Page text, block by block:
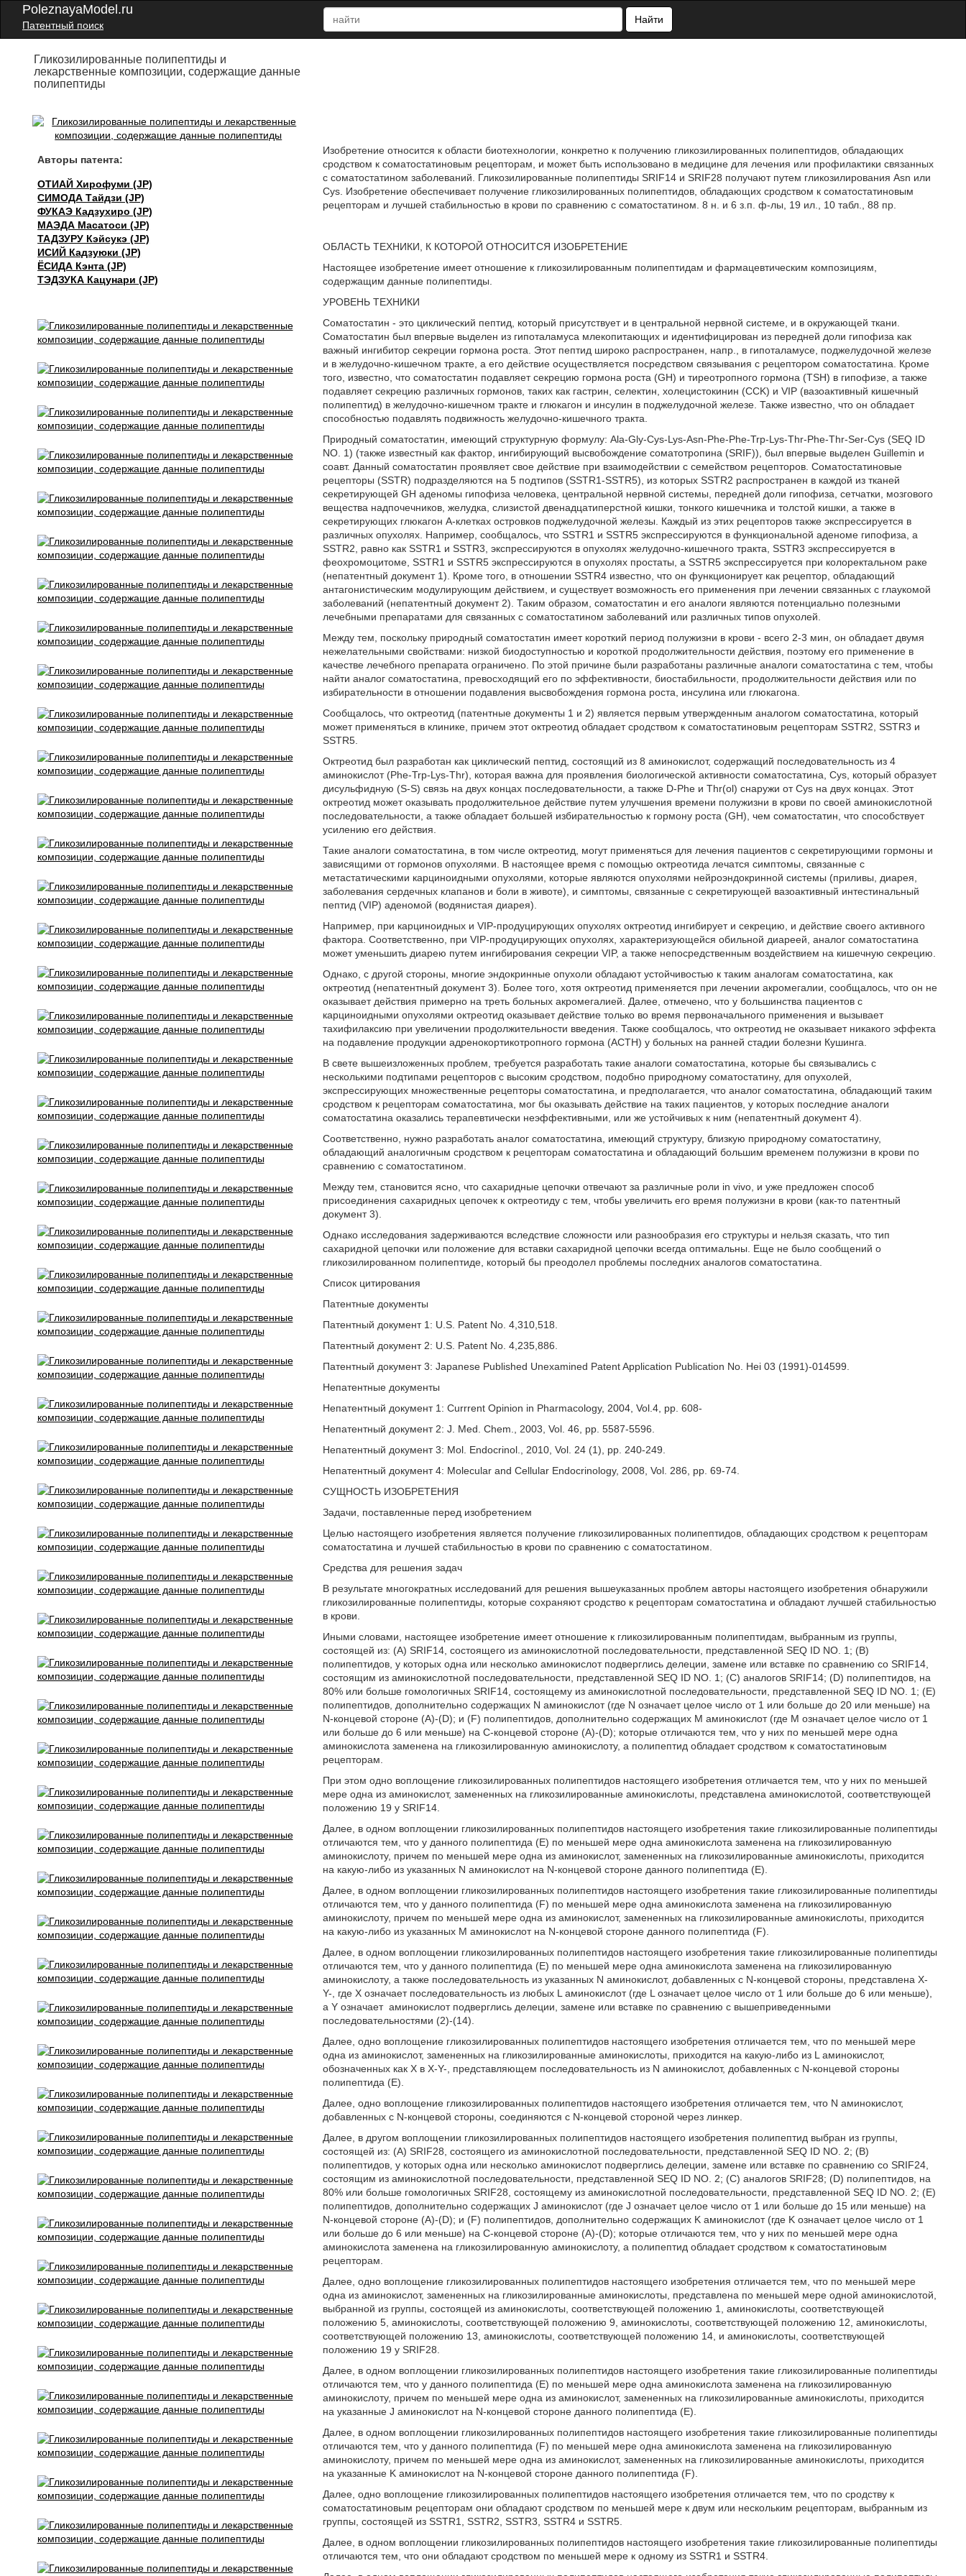
PoleznayaModel.ru
Патентный поиск
Найти
Гликозилированные полипептиды и
лекарственные композиции, содержащие данные
полипептиды
Авторы патента:
ОТИАЙ Хирофуми (JP)
СИМОДА Тайдзи (JP)
ФУКАЭ Кадзухиро (JP)
МАЭДА Масатоси (JP)
ТАДЗУРУ Кэйсукэ (JP)
ИСИЙ Кадзуюки (JP)
ЁСИДА Кэнта (JP)
ТЭДЗУКА Кацунари (JP)
Изобретение относится к области биотехнологии, конкретно к получению гликозилированных полипептидов, обладающих
сродством к соматостатиновым рецепторам, и может быть использовано в медицине для лечения или профилактики связанных
с соматостатином заболеваний. Гликозилированные полипептиды SRIF14 и SRIF28 получают путем гликозилирования Asn или
Cys. Изобретение обеспечивает получение гликозилированных полипептидов, обладающих сродством к соматостатиновым
рецепторам и лучшей стабильностью в крови по сравнению с соматостатином. 8 н. и 6 з.п. ф-лы, 19 ил., 10 табл., 88 пр.
ОБЛАСТЬ ТЕХНИКИ, К КОТОРОЙ ОТНОСИТСЯ ИЗОБРЕТЕНИЕ
Настоящее изобретение имеет отношение к гликозилированным полипептидам и фармацевтическим композициям,
содержащим данные полипептиды.
УРОВЕНЬ ТЕХНИКИ
Соматостатин - это циклический пептид, который присутствует и в центральной нервной системе, и в окружающей ткани.
Соматостатин был впервые выделен из гипоталамуса млекопитающих и идентифицирован из передней доли гипофиза как
важный ингибитор секреции гормона роста. Этот пептид широко распространен, напр., в гипоталамусе, поджелудочной железе
и в желудочно-кишечном тракте, а его действие осуществляется посредством связывания с рецептором соматостатина. Кроме
того, известно, что соматостатин подавляет секрецию гормона роста (GH) и тиреотропного гормона (TSH) в гипофизе, а также
подавляет секрецию различных гормонов, таких как гастрин, селектин, холецистокинин (CCK) и VIP (вазоактивный кишечный
полипептид) в желудочно-кишечном тракте и глюкагон и инсулин в поджелудочной железе. Также известно, что он обладает
способностью подавлять подвижность желудочно-кишечного тракта.
Природный соматостатин, имеющий структурную формулу: Ala-Gly-Cys-Lys-Asn-Phe-Phe-Trp-Lys-Thr-Phe-Thr-Ser-Cys (SEQ ID
NO. 1) (также известный как фактор, ингибирующий высвобождение соматотропина (SRIF)), был впервые выделен Guillemin и
соавт. Данный соматостатин проявляет свое действие при взаимодействии с семейством рецепторов. Соматостатиновые
рецепторы (SSTR) подразделяются на 5 подтипов (SSTR1-SSTR5), из которых SSTR2 распространен в каждой из тканей
секретирующей GH аденомы гипофиза человека, центральной нервной системы, передней доли гипофиза, сетчатки, мозгового
вещества надпочечников, желудка, слизистой двенадцатиперстной кишки, тонкого кишечника и толстой кишки, а также в
секретирующих глюкагон А-клетках островков поджелудочной железы. Каждый из этих рецепторов также экспрессируется в
различных опухолях. Например, сообщалось, что SSTR1 и SSTR5 экспрессируются в функциональной аденоме гипофиза, а
SSTR2, равно как SSTR1 и SSTR3, экспрессируются в опухолях желудочно-кишечного тракта, SSTR3 экспрессируется в
феохромоцитоме, SSTR1 и SSTR5 экспрессируются в опухолях простаты, а SSTR5 экспрессируется при колоректальном раке
(непатентный документ 1). Кроме того, в отношении SSTR4 известно, что он функционирует как рецептор, обладающий
антагонистическим модулирующим действием, и существует возможность его применения при лечении связанных с глаукомой
заболеваний (непатентный документ 2). Таким образом, соматостатин и его аналоги являются потенциально полезными
лечебными препаратами для связанных с соматостатином заболеваний или различных типов опухолей.
Между тем, поскольку природный соматостатин имеет короткий период полужизни в крови - всего 2-3 мин, он обладает двумя
нежелательными свойствами: низкой биодоступностью и короткой продолжительности действия, поэтому его применение в
качестве лечебного препарата ограничено. По этой причине были разработаны различные аналоги соматостатина с тем, чтобы
найти аналог соматостатина, превосходящий его по эффективности, биостабильности, продолжительности действия или по
избирательности в отношении подавления высвобождения гормона роста, инсулина или глюкагона.
Сообщалось, что октреотид (патентные документы 1 и 2) является первым утвержденным аналогом соматостатина, который
может применяться в клинике, причем этот октреотид обладает сродством к соматостатиновым рецепторам SSTR2, SSTR3 и
SSTR5.
Октреотид был разработан как циклический пептид, состоящий из 8 аминокислот, содержащий последовательность из 4
аминокислот (Phe-Trp-Lys-Thr), которая важна для проявления биологической активности соматостатина, Cys, который образует
дисульфидную (S-S) связь на двух концах последовательности, а также D-Phe и Thr(ol) снаружи от Cys на двух концах. Этот
октреотид может оказывать продолжительное действие путем улучшения времени полужизни в крови по своей аминокислотной
последовательности, а также обладает большей избирательностью к гормону роста (GH), чем соматостатин, что способствует
усилению его действия.
Такие аналоги соматостатина, в том числе октреотид, могут применяться для лечения пациентов с секретирующими гормоны и
зависящими от гормонов опухолями. В настоящее время с помощью октреотида лечатся симптомы, связанные с
метастатическими карциноидными опухолями, которые являются опухолями нейроэндокринной системы (приливы, диарея,
заболевания сердечных клапанов и боли в животе), и симптомы, связанные с секретирующей вазоактивный интестинальный
пептид (VIP) аденомой (водянистая диарея).
Например, при карциноидных и VIP-продуцирующих опухолях октреотид ингибирует и секрецию, и действие своего активного
фактора. Соответственно, при VIP-продуцирующих опухолях, характеризующейся обильной диареей, аналог соматостатина
может уменьшить диарею путем ингибирования секреции VIP, а также непосредственным воздействием на кишечную секрецию.
Однако, с другой стороны, многие эндокринные опухоли обладают устойчивостью к таким аналогам соматостатина, как
октреотид (непатентный документ 3). Более того, хотя октреотид применяется при лечении акромегалии, сообщалось, что он не
оказывает действия примерно на треть больных акромегалией. Далее, отмечено, что у большинства пациентов с
карциноидными опухолями октреотид оказывает действие только во время первоначального применения и вызывает
тахифилаксию при увеличении продолжительности введения. Также сообщалось, что октреотид не оказывает никакого эффекта
на подавление продукции адренокортикотропного гормона (АСТН) у больных на ранней стадии болезни Кушинга.
В свете вышеизложенных проблем, требуется разработать такие аналоги соматостатина, которые бы связывались с
несколькими подтипами рецепторов с высоким сродством, подобно природному соматостатину, для опухолей,
экспрессирующих множественные рецепторы соматостатина, и предполагается, что аналог соматостатина, обладающий таким
сродством к рецепторам соматостатина, мог бы оказывать действие на таких пациентов, у которых последние аналоги
соматостатина оказались терапевтически неэффективными, или же устойчивых к ним (непатентный документ 4).
Соответственно, нужно разработать аналог соматостатина, имеющий структуру, близкую природному соматостатину,
обладающий аналогичным сродством к рецепторам соматостатина и обладающий большим временем полужизни в крови по
сравнению с соматостатином.
Между тем, становится ясно, что сахаридные цепочки отвечают за различные роли in vivo, и уже предложен способ
присоединения сахаридных цепочек к октреотиду с тем, чтобы увеличить его время полужизни в крови (как-то патентный
документ 3).
Однако исследования задерживаются вследствие сложности или разнообразия его структуры и нельзя сказать, что тип
сахаридной цепочки или положение для вставки сахаридной цепочки всегда оптимальны. Еще не было сообщений о
гликозилированном полипептиде, который бы преодолел проблемы последних аналогов соматостатина.
Список цитирования
Патентные документы
Патентный документ 1: U.S. Patent No. 4,310,518.
Патентный документ 2: U.S. Patent No. 4,235,886.
Патентный документ 3: Japanese Published Unexamined Patent Application Publication No. Hei 03 (1991)-014599.
Непатентные документы
Непатентный документ 1: Currrent Opinion in Pharmacology, 2004, Vol.4, pp. 608-
Непатентный документ 2: J. Med. Chem., 2003, Vol. 46, pp. 5587-5596.
Непатентный документ 3: Mol. Endocrinol., 2010, Vol. 24 (1), pp. 240-249.
Непатентный документ 4: Molecular and Cellular Endocrinology, 2008, Vol. 286, pp. 69-74.
СУЩНОСТЬ ИЗОБРЕТЕНИЯ
Задачи, поставленные перед изобретением
Целью настоящего изобретения является получение гликозилированных полипептидов, обладающих сродством к рецепторам
соматостатина и лучшей стабильностью в крови по сравнению с соматостатином.
Средства для решения задач
В результате многократных исследований для решения вышеуказанных проблем авторы настоящего изобретения обнаружили
гликозилированные полипептиды, которые сохраняют сродство к рецепторам соматостатина и обладают лучшей стабильностью
в крови.
Иными словами, настоящее изобретение имеет отношение к гликозилированным полипептидам, выбранным из группы,
состоящей из: (A) SRIF14, состоящего из аминокислотной последовательности, представленной SEQ ID NO. 1; (B)
полипептидов, у которых одна или несколько аминокислот подверглись делеции, замене или вставке по сравнению со SRIF14,
состоящим из аминокислотной последовательности, представленной SEQ ID NO. 1; (С) аналогов SRIF14; (D) полипептидов, на
80% или больше гомологичных SRIF14, состоящему из аминокислотной последовательности, представленной SEQ ID NO. 1; (E)
полипептидов, дополнительно содержащих N аминокислот (где N означает целое число от 1 или больше до 20 или меньше) на
N-концевой стороне (А)-(D); и (F) полипептидов, дополнительно содержащих M аминокислот (где М означает целое число от 1
или больше до 6 или меньше) на C-концевой стороне (A)-(D); которые отличаются тем, что у них по меньшей мере одна
аминокислота заменена на гликозилированную аминокислоту, а полипептид обладает сродством к соматостатиновым
рецепторам.
При этом одно воплощение гликозилированных полипептидов настоящего изобретения отличается тем, что у них по меньшей
мере одна из аминокислот, замененных на гликозилированные аминокислоты, представлена аминокислотой, соответствующей
положению 19 у SRIF14.
Далее, в одном воплощении гликозилированных полипептидов настоящего изобретения такие гликозилированные полипептиды
отличаются тем, что у данного полипептида (E) по меньшей мере одна аминокислота заменена на гликозилированную
аминокислоту, причем по меньшей мере одна из аминокислот, замененных на гликозилированные аминокислоты, приходится
на какую-либо из указанных N аминокислот на N-концевой стороне данного полипептида (E).
Далее, в одном воплощении гликозилированных полипептидов настоящего изобретения такие гликозилированные полипептиды
отличаются тем, что у данного полипептида (F) по меньшей мере одна аминокислота заменена на гликозилированную
аминокислоту, причем по меньшей мере одна из аминокислот, замененных на гликозилированные аминокислоты, приходится
на какую-либо из указанных М аминокислот на N-концевой стороне данного полипептида (F).
Далее, в одном воплощении гликозилированных полипептидов настоящего изобретения такие гликозилированные полипептиды
отличаются тем, что у данного полипептида (E) по меньшей мере одна аминокислота заменена на гликозилированную
аминокислоту, а также последовательность из указанных N аминокислот, добавленных с N-концевой стороны, представлена X-
Y-, где X означает последовательность из любых L аминокислот (где L означает целое число от 1 или больше до 6 или меньше),
а Y означает аминокислот подверглись делеции, замене или вставке по сравнению с вышеприведенными
последовательностями (2)-(14).
Далее, одно воплощение гликозилированных полипептидов настоящего изобретения отличается тем, что по меньшей мере
одна из аминокислот, замененных на гликозилированные аминокислоты, приходится на какую-либо из L аминокислот,
обозначенных как X в X-Y-, представляющем последовательность из N аминокислот, добавленных с N-концевой стороны
полипептида (E).
Далее, одно воплощение гликозилированных полипептидов настоящего изобретения отличается тем, что N аминокислот,
добавленных с N-концевой стороны, соединяются с N-концевой стороной через линкер.
Далее, в другом воплощении гликозилированных полипептидов настоящего изобретения полипептид выбран из группы,
состоящей из: (A) SRIF28, состоящего из аминокислотной последовательности, представленной SEQ ID NO. 2; (B)
полипептидов, у которых одна или несколько аминокислот подверглись делеции, замене или вставке по сравнению со SRIF24,
состоящим из аминокислотной последовательности, представленной SEQ ID NO. 2; (C) аналогов SRIF28; (D) полипептидов, на
80% или больше гомологичных SRIF28, состоящему из аминокислотной последовательности, представленной SEQ ID NO. 2; (E)
полипептидов, дополнительно содержащих J аминокислот (где J означает целое число от 1 или больше до 15 или меньше) на
N-концевой стороне (A)-(D); и (F) полипептидов, дополнительно содержащих K аминокислот (где K означает целое число от 1
или больше до 6 или меньше) на C-концевой стороне (A)-(D); которые отличаются тем, что у них по меньшей мере одна
аминокислота заменена на гликозилированную аминокислоту, а полипептид обладает сродством к соматостатиновым
рецепторам.
Далее, одно воплощение гликозилированных полипептидов настоящего изобретения отличается тем, что по меньшей мере
одна из аминокислот, замененных на гликозилированные аминокислоты, представлена по меньшей мере одной аминокислотой,
выбранной из группы, состоящей из аминокислоты, соответствующей положению 1, аминокислоты, соответствующей
положению 5, аминокислоты, соответствующей положению 9, аминокислоты, соответствующей положению 12, аминокислоты,
соответствующей положению 13, аминокислоты, соответствующей положению 14, и аминокислоты, соответствующей
положению 19 у SRIF28.
Далее, в одном воплощении гликозилированных полипептидов настоящего изобретения такие гликозилированные полипептиды
отличаются тем, что у данного полипептида (E) по меньшей мере одна аминокислота заменена на гликозилированную
аминокислоту, причем по меньшей мере одна из аминокислот, замененных на гликозилированные аминокислоты, приходится
на указанные J аминокислот на N-концевой стороне данного полипептида (E).
Далее, в одном воплощении гликозилированных полипептидов настоящего изобретения такие гликозилированные полипептиды
отличаются тем, что у данного полипептида (F) по меньшей мере одна аминокислота заменена на гликозилированную
аминокислоту, причем по меньшей мере одна из аминокислот, замененных на гликозилированные аминокислоты, приходится
на указанные K аминокислот на N-концевой стороне данного полипептида (F).
Далее, одно воплощение гликозилированных полипептидов настоящего изобретения отличается тем, что по сродству к
соматостатиновым рецепторам они обладают сродством по меньшей мере к двум или нескольким рецепторам, выбранным из
группы, состоящей из SSTR1, SSTR2, SSTR3, SSTR4 и SSTR5.
Далее, в одном воплощении гликозилированных полипептидов настоящего изобретения такие гликозилированные полипептиды
отличаются тем, что они обладают сродством по меньшей мере к одному из SSTR1 и SSTR4.